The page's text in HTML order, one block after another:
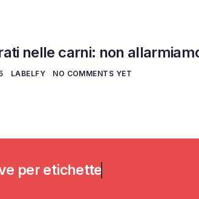
nelle carni: non
LABELFY NO COMMENTS YET
per etichette